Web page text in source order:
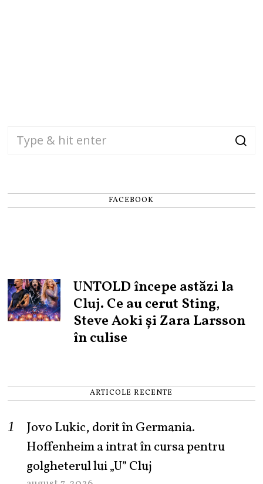
FACEBOOK
UNTOLD începe astăzi la
Cluj. Ce au cerut Sting,
Steve Aoki și Zara Larsson
în culise
ARTICOLE RECENTE
Jovo Lukic, dorit în Germania.
Hoffenheim a intrat în cursa pentru
golgheterul lui „U” Cluj